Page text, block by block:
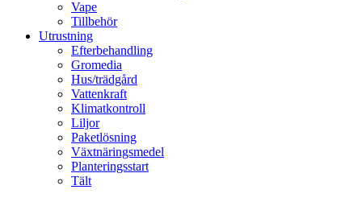
Vape
Tillbehör
Utrustning
Efterbehandling
Gromedia
Hus/trädgård
Vattenkraft
Klimatkontroll
Liljor
Paketlösning
Växtnäringsmedel
Planteringsstart
Tält